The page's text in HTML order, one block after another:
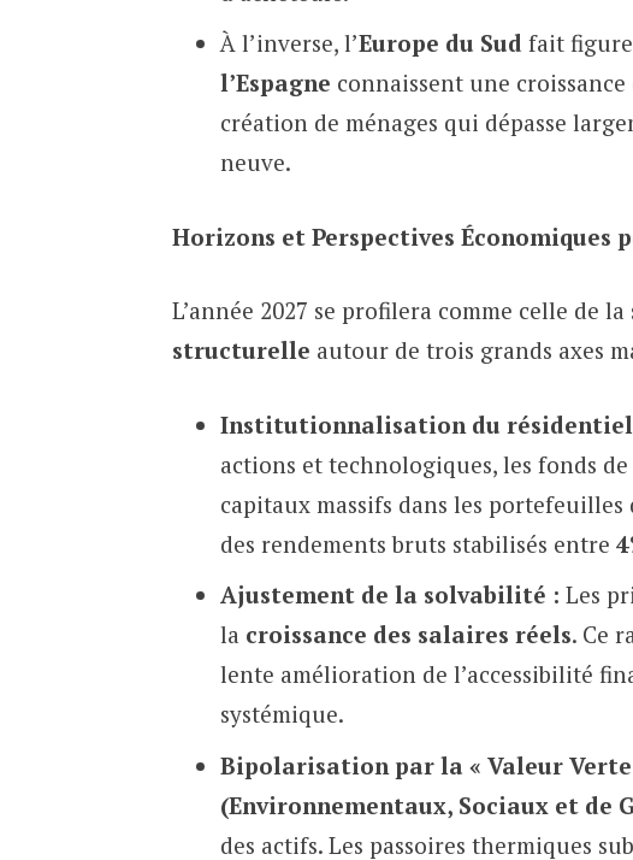
À l’inverse, l’Europe du Sud fait figure
l’Espagne connaissent une
création de ménages qui dépasse
neuve.
Horizons et Perspectives Économiques
L’année 2027 se profilera comme celle de
structurelle autour de trois grands axes
Institutionnalisation du
actions et technologiques, les fonds
capitaux massifs dans les
des rendements bruts stabilisés entre
Ajustement de la solvabilité : Les
la croissance des salaires réels. Ce
lente amélioration de l’accessibilité
systémique.
Bipolarisation par la « Valeur Verte
(Environnementaux, Sociaux et de
des actifs. Les passoires thermiques